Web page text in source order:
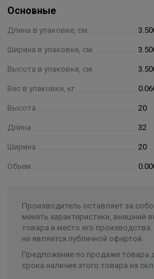
Основные
Длина в упаковке, см.
Ширина в упаковке, см.
Высота в упаковке, см.
Вес в упаковке, кг
Высота 20
Длина 32
Ширина 20
Объем
Производитель оставляет за
менять характеристики, внешний
товара и место его
не является публичной офертой.
Предложение по продаже товара
срока наличия этого товара на